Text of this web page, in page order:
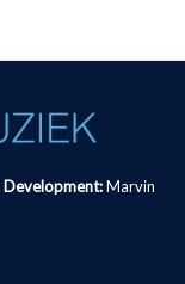
Development: Marvin